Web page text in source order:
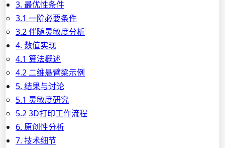
3. 最优性条件
3.1 一阶必要条件
3.2 伴随灵敏度分析
4. 数值实现
4.1 算法概述
4.2 二维悬臂梁示例
5. 结果与讨论
5.1 灵敏度研究
5.2 3D打印工作流程
6. 原创性分析
7. 技术细节